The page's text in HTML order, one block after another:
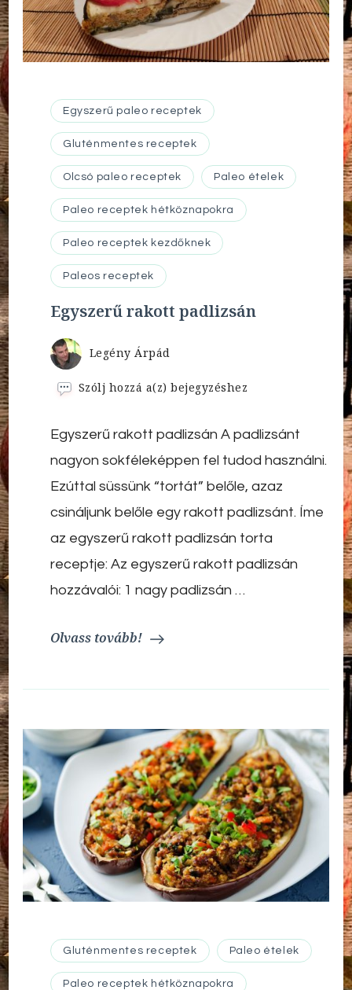
Egyszerű paleo receptek
Gluténmentes receptek
Olcsó paleo receptek Paleo ételek
Paleo receptek hétköznapokra
Paleo receptek kezdőknek
Paleos receptek
Egyszerű rakott padlizsán
Legény Árpád
Szólj hozzá a(z)Egyszerű
bejegyzéshez
Egyszerű rakott padlizsán A padlizsánt
nagyon sokféleképpen fel tudod használni.
Ezúttal süssünk “tortát” belőle, azaz
csináljunk belőle egy rakott padlizsánt. Íme
az egyszerű rakott padlizsán torta
receptje: Az egyszerű rakott padlizsán
hozzávalói: 1 nagy padlizsán …
Olvass tovább!
Gluténmentes receptek Paleo ételek
Paleo receptek hétköznapokra